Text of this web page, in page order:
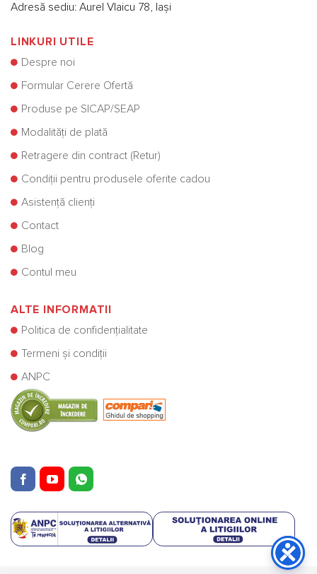
Adresă sediu: Aurel Vlaicu 78, Iași
LINKURI UTILE
Despre noi
Formular Cerere Ofertă
Produse pe SICAP/SEAP
Modalități de plată
Retragere din contract (Retur)
Condiții pentru produsele oferite cadou
Asistență clienți
Contact
Blog
Contul meu
ALTE INFORMATII
Politica de confidențialitate
Termeni și condiții
ANPC